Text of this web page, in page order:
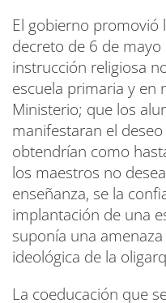
El gobierno promovió
decreto de 6 de
instrucción religiosa
escuela primaria y en
Ministerio; que los
manifestaran el
obtendrían como
los maestros no
enseñanza, se la
implantación de una
suponía una
ideológica de la
La coeducación que